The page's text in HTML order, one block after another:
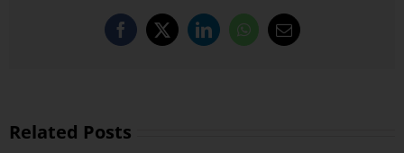
Facebook
X LinkedInWhatsApp
Email
Related Posts